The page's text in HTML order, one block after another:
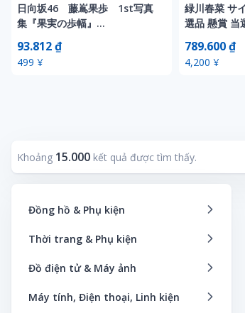
日向坂46 藤嶌果歩 1st写真
集『果実の歩幅』
典 組み立て式クリアスタンド
93.812 ₫
499 ¥
緑川春菜 サ
選品 懸賞 当
ク アイドル
抽プレ
789.600 ₫
4,200 ¥
Khoảng 15.000 kết quả được tìm thấy.
Đồng hồ & Phụ kiện
Đồng hồ thông minh
Phụ kiện trẻ em
Thời trang & Phụ kiện
Áo khoác
Đồ điện tử & Máy ảnh
Bếp & Thiết bị điện gia dụng
Máy tính, Điện thoại, Linh kiện